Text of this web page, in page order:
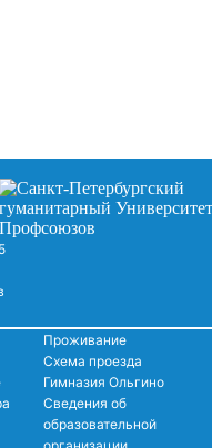
Проживание
Схема проезда
Гимназия Ольгино
Сведения об
образовательной